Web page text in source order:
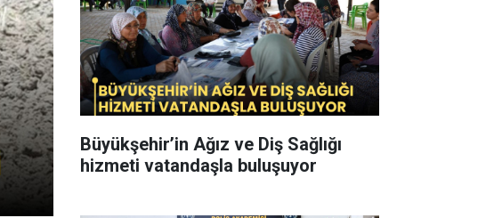
Büyükşehir’in Ağız ve Diş Sağlığı
hizmeti vatandaşla buluşuyor